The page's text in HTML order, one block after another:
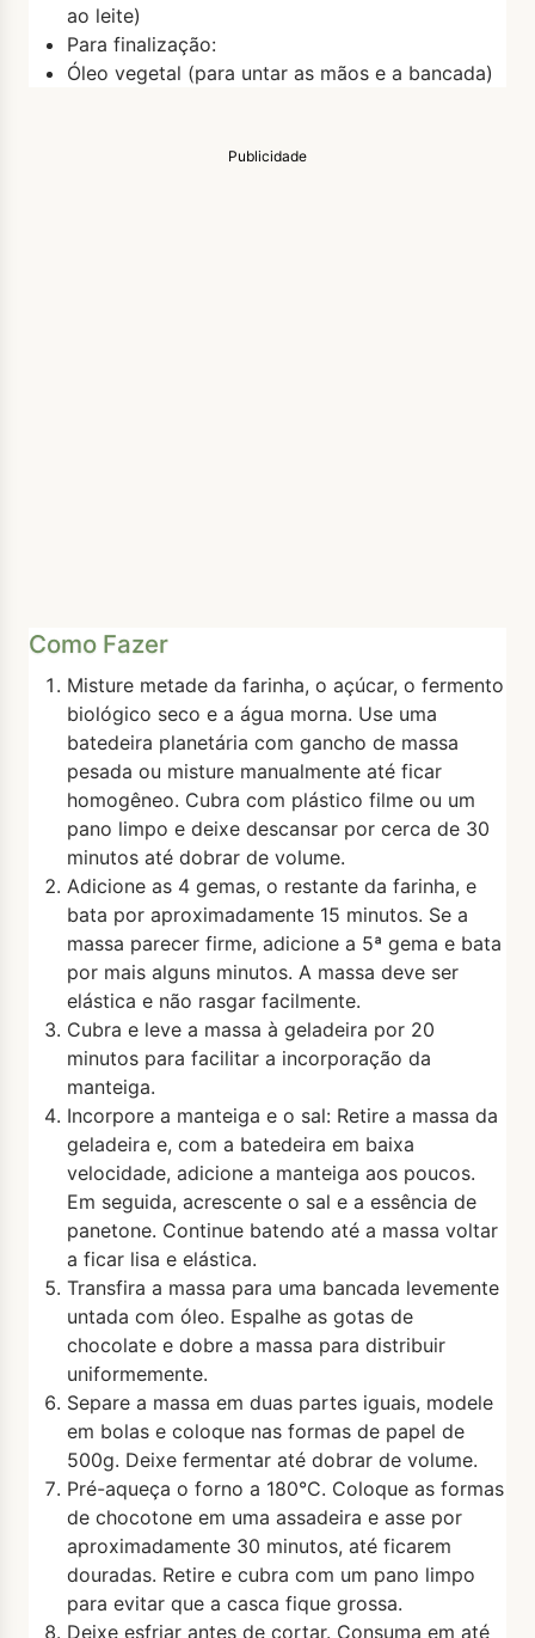
ao leite)
Para finalização:
Óleo vegetal (para untar as mãos e a bancada)
Publicidade
Como Fazer
Misture metade da farinha, o açúcar, o fermento
biológico seco e a água morna. Use uma
batedeira planetária com gancho de massa
pesada ou misture manualmente até ficar
homogêneo. Cubra com plástico filme ou um
pano limpo e deixe descansar por cerca de 30
minutos até dobrar de volume.
Adicione as 4 gemas, o restante da farinha, e
bata por aproximadamente 15 minutos. Se a
massa parecer firme, adicione a 5ª gema e bata
por mais alguns minutos. A massa deve ser
elástica e não rasgar facilmente.
Cubra e leve a massa à geladeira por 20
minutos para facilitar a incorporação da
manteiga.
Incorpore a manteiga e o sal: Retire a massa da
geladeira e, com a batedeira em baixa
velocidade, adicione a manteiga aos poucos.
Em seguida, acrescente o sal e a essência de
panetone. Continue batendo até a massa voltar
a ficar lisa e elástica.
Transfira a massa para uma bancada levemente
untada com óleo. Espalhe as gotas de
chocolate e dobre a massa para distribuir
uniformemente.
Separe a massa em duas partes iguais, modele
em bolas e coloque nas formas de papel de
500g. Deixe fermentar até dobrar de volume.
Pré-aqueça o forno a 180°C. Coloque as formas
de chocotone em uma assadeira e asse por
aproximadamente 30 minutos, até ficarem
douradas. Retire e cubra com um pano limpo
para evitar que a casca fique grossa.
Deixe esfriar antes de cortar. Consuma em até